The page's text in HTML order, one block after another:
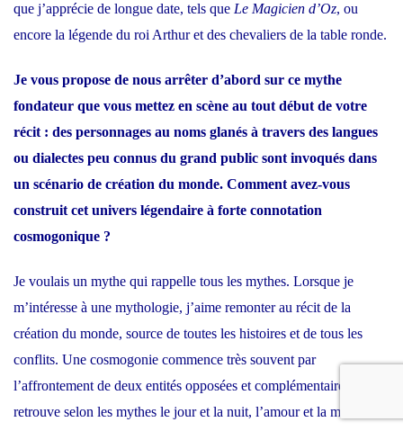
que j’apprécie de longue date, tels que Le Magicien d’Oz, ou
encore la légende du roi Arthur et des chevaliers de la table ronde.
Je vous propose de nous arrêter d’abord sur ce mythe
fondateur que vous mettez en scène au tout début de votre
récit : des personnages au noms glanés à travers des langues
ou dialectes peu connus du grand public sont invoqués dans
un scénario de création du monde. Comment avez-vous
construit cet univers légendaire à forte connotation
cosmogonique ?
Je voulais un mythe qui rappelle tous les mythes. Lorsque je
m’intéresse à une mythologie, j’aime remonter au récit de la
création du monde, source de toutes les histoires et de tous les
conflits. Une cosmogonie commence très souvent par
l’affrontement de deux entités opposées et complémentaires : on
retrouve selon les mythes le jour et la nuit, l’amour et la mort ou